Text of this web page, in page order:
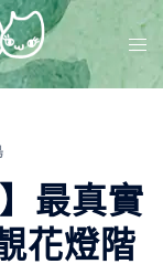
最真實
花燈階